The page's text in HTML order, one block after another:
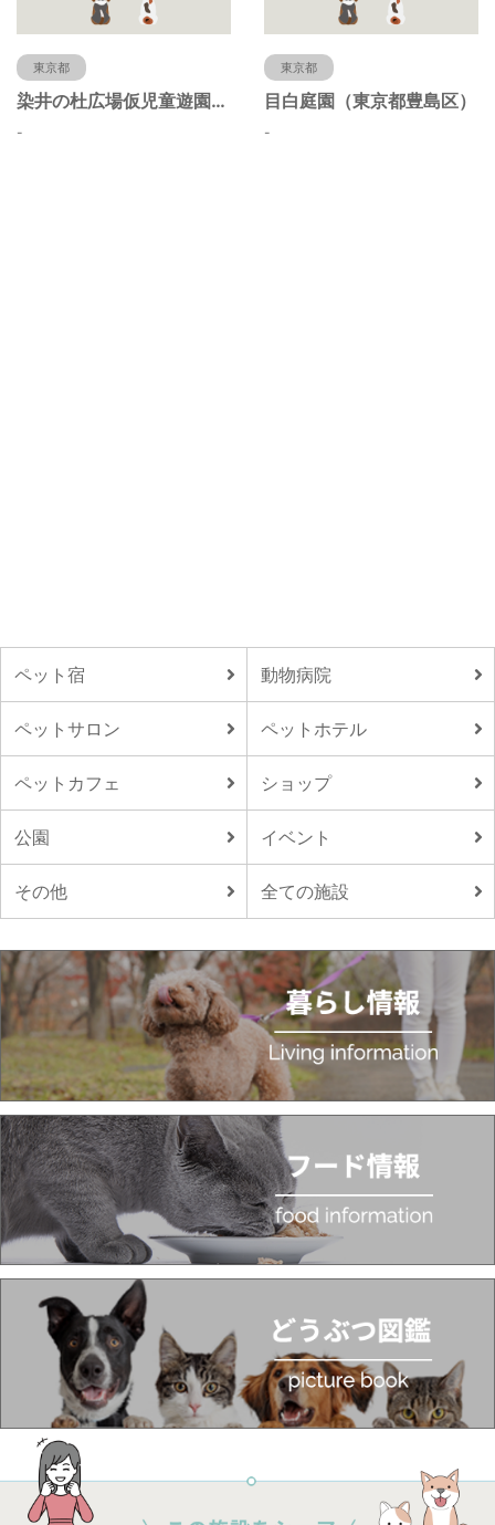
東京都
染井の杜広場仮児童遊園（東京都豊島区）
-
東京都
目白庭園（東京都豊島区）
-
ペット宿 動物病院
ペットサロン ペットホテル
ペットカフェ ショップ
公園 イベント
その他 全ての施設